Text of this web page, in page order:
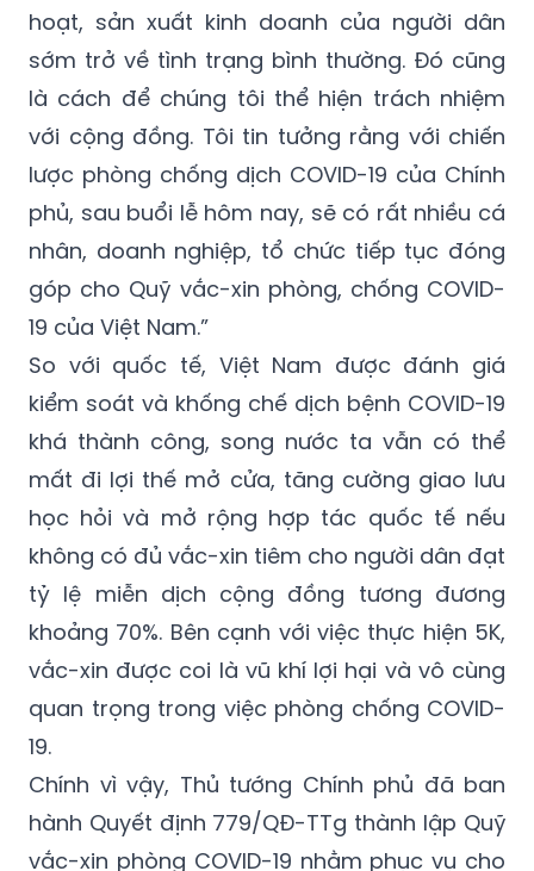
hoạt, sản xuất kinh doanh của người dân
sớm trở về tình trạng bình thường. Đó cũng
là cách để chúng tôi thể hiện trách nhiệm
với cộng đồng. Tôi tin tưởng rằng với chiến
lược phòng chống dịch COVID-19 của Chính
phủ, sau buổi lễ hôm nay, sẽ có rất nhiều cá
nhân, doanh nghiệp, tổ chức tiếp tục đóng
góp cho Quỹ vắc-xin phòng, chống COVID-
19 của Việt Nam.”
So với quốc tế, Việt Nam được đánh giá
kiểm soát và khống chế dịch bệnh COVID-19
khá thành công, song nước ta vẫn có thể
mất đi lợi thế mở cửa, tăng cường giao lưu
học hỏi và mở rộng hợp tác quốc tế nếu
không có đủ vắc-xin tiêm cho người dân đạt
tỷ lệ miễn dịch cộng đồng tương đương
khoảng 70%. Bên cạnh với việc thực hiện 5K,
vắc-xin được coi là vũ khí lợi hại và vô cùng
quan trọng trong việc phòng chống COVID-
19.
Chính vì vậy, Thủ tướng Chính phủ đã ban
hành Quyết định 779/QĐ-TTg thành lập Quỹ
vắc-xin phòng COVID-19 nhằm phục vụ cho